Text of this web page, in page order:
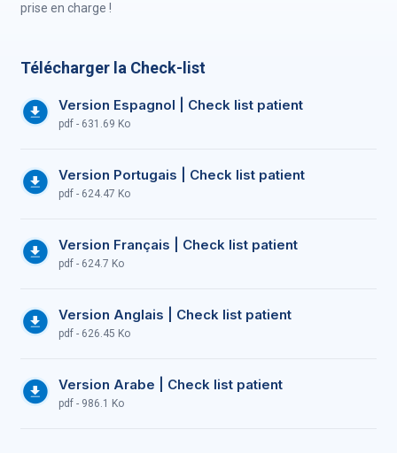
prise en charge !
Télécharger la Check-list
Version Espagnol | Check list patient
pdf - 631.69 Ko
Version Portugais | Check list patient
pdf - 624.47 Ko
Version Français | Check list patient
pdf - 624.7 Ko
Version Anglais | Check list patient
pdf - 626.45 Ko
Version Arabe | Check list patient
pdf - 986.1 Ko